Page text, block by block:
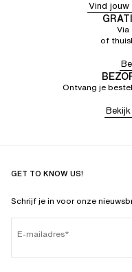
Vind
Via
of
Ontvang je
GET TO KNOW US!
Schrijf je in voor onze
E-mailadres